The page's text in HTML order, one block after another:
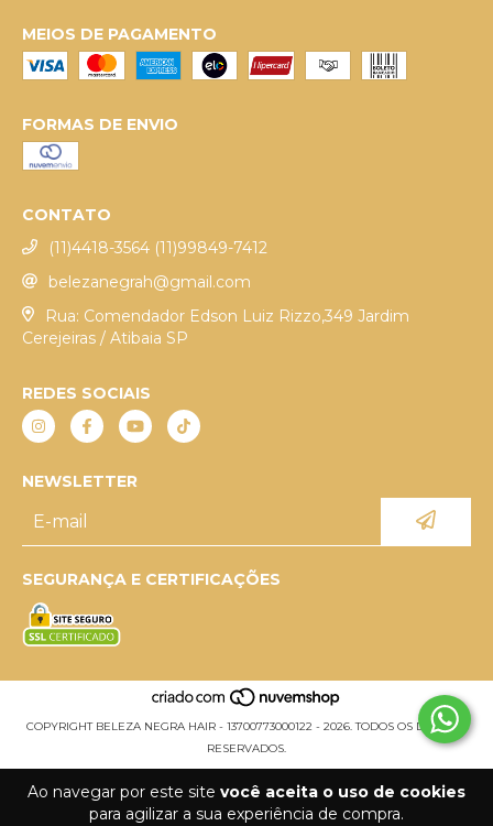
Ao navegar por este site você aceita o uso de cookies
para agilizar a sua experiência de compra.
MEIOS DE PAGAMENTO
FORMAS DE ENVIO
CONTATO
(11)4418-3564 (11)99849-7412
belezanegrah@gmail.com
Rua: Comendador Edson Luiz Rizzo,349 Jardim
Cerejeiras / Atibaia SP
REDES SOCIAIS
NEWSLETTER
SEGURANÇA E CERTIFICAÇÕES
COPYRIGHT BELEZA NEGRA HAIR - 13700773000122 - 2026. TODOS OS DIREITOS
RESERVADOS.